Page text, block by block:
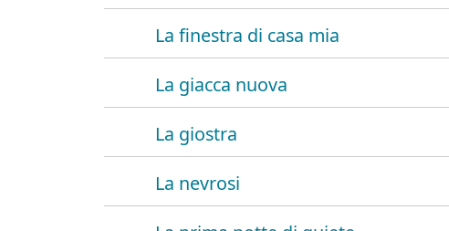
La finestra di casa mia
La giacca nuova
La giostra
La nevrosi